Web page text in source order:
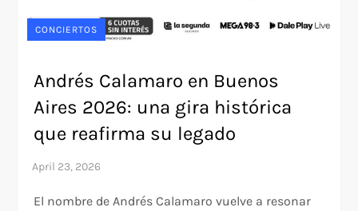
CONCIERTOS
Andrés Calamaro en Buenos
Aires 2026: una gira histórica
que reafirma su legado
El nombre de Andrés Calamaro vuelve a resonar